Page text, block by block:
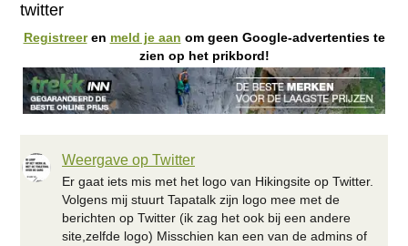
twitter
Registreeren meld je aan om geen Google-advertenties te
zien op het prikbord!
Weergave op Twitter
Er gaat iets mis met het logo van Hikingsite op Twitter.
Volgens mij stuurt Tapatalk zijn logo mee met de
berichten op Twitter (ik zag het ook bij een andere
site,zelfde logo) Misschien kan een van de admins of